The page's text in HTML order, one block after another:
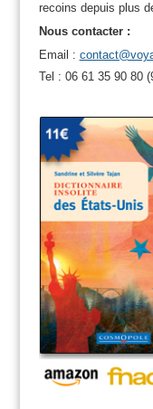
recoins depuis plus
Nous contacter :
Email :
Tel : 06 61 35 90 80